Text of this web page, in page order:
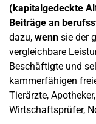
(kapitalgedeckte
Beiträge an
dazu, wenn sie der
vergleichbare
Beschäftigte und
kammerfähigen
Tierärzte,
Wirtschaftsprüfer,